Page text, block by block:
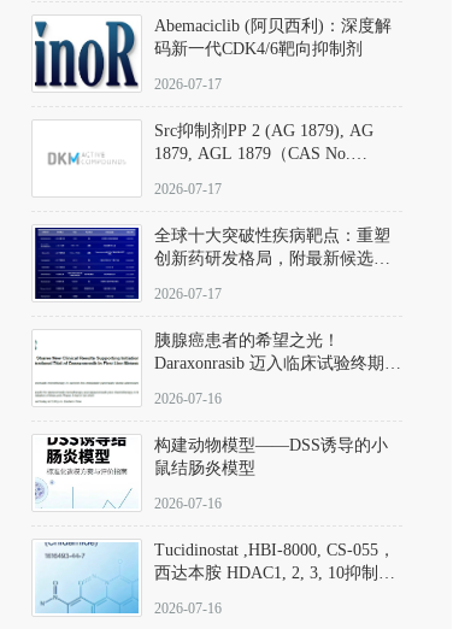
过精准嵌入激酶的ATP结合位点
发挥抑制作用，对ROCK1和
ROCK2的解离常数（Ki）分别为
140 nM和300 nM；在众多丝氨酸/
中，其靶向ROCK的选择性超过
200倍，凸显出优异的分子特异
Abemaciclib (阿贝西利)：深度解
码新一代CDK4/6靶向抑制剂
2026-07-17
Src抑制剂PP 2 (AG 1879), AG
1879, AGL 1879（CAS No.
应用指南
2026-07-17
全球十大突破性疾病靶点：重塑
创新药研发格局，附最新候选分
2026-07-17
胰腺癌患者的希望之光！
Daraxonrasib 迈入临床试验终期阶
2026-07-16
构建动物模型——DSS诱导的小
鼠结肠炎模型
2026-07-16
Tucidinostat ,HBI-8000, CS-055，
西达本胺 HDAC1, 2, 3, 10抑制剂
D808567) - DKM活性分子
2026-07-16